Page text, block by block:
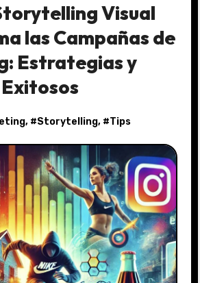
Visual
las Campañas de
Estrategias y
, #Storytelling, #Tips